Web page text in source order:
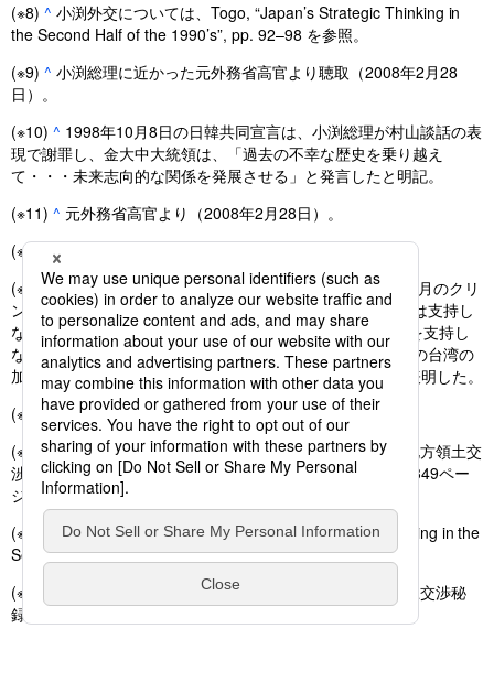
(※8) ^ 小渕外交については、Togo, “Japan’s Strategic Thinking in
the Second Half of the 1990’s”, pp. 92–98 を参照。
(※9) ^ 小渕総理に近かった元外務省高官より聴取（2008年2月28
日）。
(※10) ^ 1998年10月8日の日韓共同宣言は、小渕総理が村山談話の表
現で謝罪し、金大中大統領は、「過去の不幸な歴史を乗り越え
て・・・未来志向的な関係を発展させる」と発言したと明記。
(※11) ^ 元外務省高官より（2008年2月28日）。
(※12) ^元外務省高官より（2008年2月28日）。
(※13)^1997年10月の江沢民国家主席訪米や1998年6月〜7月のクリ
ントン大統領訪中の際、クリントン大統領は「台湾の独立は支持し
ない」「『2つの中国』または『1つの中国、1つの台湾』を支持し
ない」「主権国家であることを加盟要件とする国際組織への台湾の
加盟を支持しない」という「3つのノー」を中国に対して表明した。
(※14)^元外務省高官より（2008年2月28日）。
(※15)^小渕総理の対ロシア外交については、東郷和彦『北方領土交
渉秘録、失われた五度の機会』（新潮社、2007年）332－349ペー
ジ参照。
(※16)
森外交については、Togo, “Japan’s Strategic Thinking in the
Second Half of the 1990’s,” pp. 98–102 を参照。
(※17)
森総理の対ロシア外交については、東郷『北方領土交渉秘
録』380－476ページ参照。